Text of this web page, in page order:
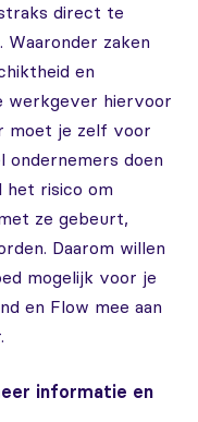
direct te
Waaronder zaken
en
werkgever hiervoor
moet je zelf voor
ondernemers doen
het risico om
ze gebeurt,
Daarom willen
mogelijk voor je
en Flow mee aan
informatie en